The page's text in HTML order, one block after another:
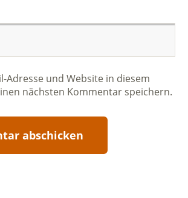
Adresse und Website in diesem
nächsten Kommentar speichern.